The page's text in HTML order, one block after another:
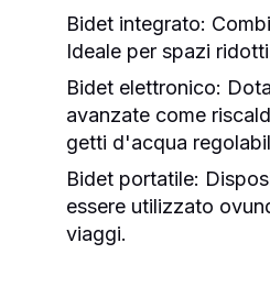
Bidet integrato:
Ideale per spazi
Bidet elettronico:
avanzate come
getti d'acqua
Bidet portatile:
essere utilizzato
viaggi.